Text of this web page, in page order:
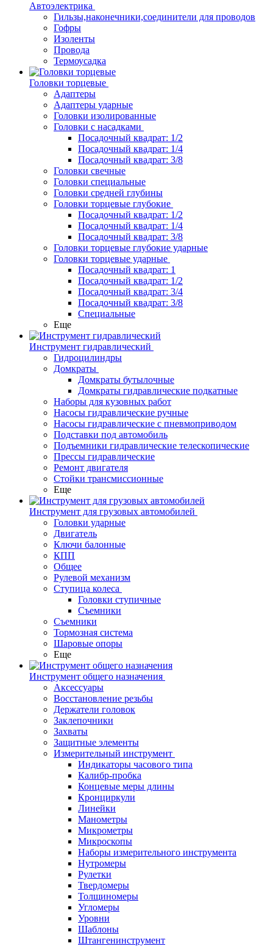
Автоэлектрика
Гильзы,наконечники,соединители для проводов
Гофры
Изоленты
Провода
Термоусадка
Головки торцевые
Адаптеры
Адаптеры ударные
Головки изолированные
Головки с насадками
Посадочный квадрат: 1/2
Посадочный квадрат: 1/4
Посадочный квадрат: 3/8
Головки свечные
Головки специальные
Головки средней глубины
Головки торцевые глубокие
Посадочный квадрат: 1/2
Посадочный квадрат: 1/4
Посадочный квадрат: 3/8
Головки торцевые глубокие ударные
Головки торцевые ударные
Посадочный квадрат: 1
Посадочный квадрат: 1/2
Посадочный квадрат: 3/4
Посадочный квадрат: 3/8
Специальные
Еще
Инструмент гидравлический
Гидроцилиндры
Домкраты
Домкраты бутылочные
Домкраты гидравлические подкатные
Наборы для кузовных работ
Насосы гидравлические ручные
Насосы гидравлические с пневмоприводом
Подставки под автомобиль
Подъемники гидравлические телескопические
Прессы гидравлические
Ремонт двигателя
Стойки трансмиссионные
Еще
Инструмент для грузовых автомобилей
Головки ударные
Двигатель
Ключи балонные
КПП
Общее
Рулевой механизм
Ступица колеса
Головки ступичные
Съемники
Съемники
Тормозная система
Шаровые опоры
Еще
Инструмент общего назначения
Аксессуары
Восстановление резьбы
Держатели головок
Заклепочники
Захваты
Защитные элементы
Измерительный инструмент
Индикаторы часового типа
Калибр-пробка
Концевые меры длины
Кронциркули
Линейки
Манометры
Микрометры
Микроскопы
Наборы измерительного инструмента
Нутромеры
Рулетки
Твердомеры
Толщиномеры
Угломеры
Уровни
Шаблоны
Штангенинструмент